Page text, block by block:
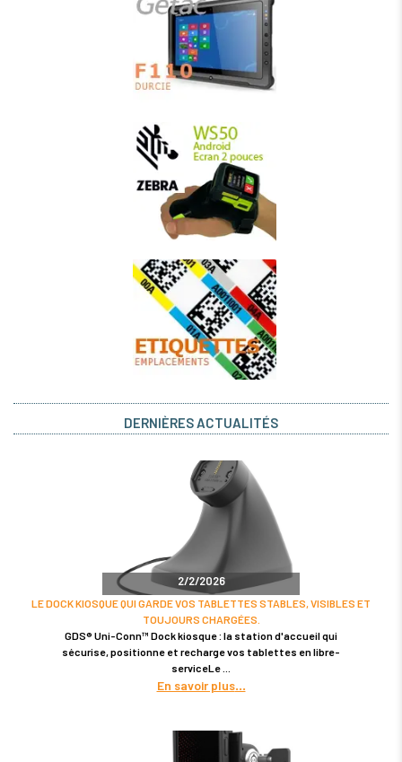
DERNIÈRES ACTUALITÉS
2/2/2026
LE DOCK KIOSQUE QUI GARDE VOS TABLETTES STABLES, VISIBLES ET
TOUJOURS CHARGÉES.
GDS® Uni-Conn™ Dock kiosque : la station d'accueil qui
sécurise, positionne et recharge vos tablettes en libre-
serviceLe
En savoir plus